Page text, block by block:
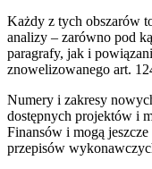
Każdy z tych obszarów
analizy – zarówno pod
paragrafy, jak i
znowelizowanego art.
Numery i zakresy
dostępnych projektów i
Finansów i mogą
przepisów